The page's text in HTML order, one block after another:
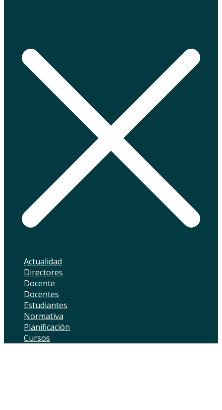
Actualidad
Directores
Docente
Docentes
Estudiantes
Normativa
Planificación
Cursos